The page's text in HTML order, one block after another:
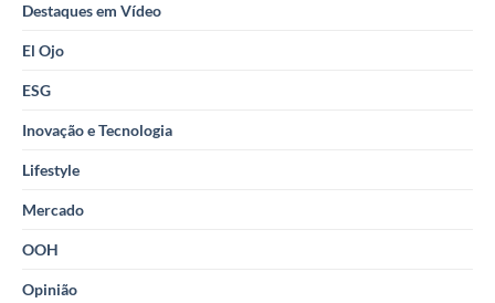
Destaques em Vídeo
El Ojo
ESG
Inovação e Tecnologia
Lifestyle
Mercado
OOH
Opinião